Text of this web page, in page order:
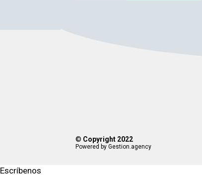
© Copyright 2022
Powered by Gestion.agency
Escríbenos